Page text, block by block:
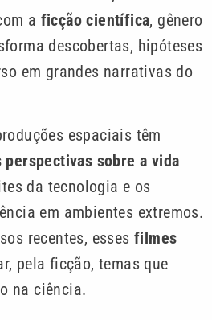
a ficção científica, gênero
descobertas, hipóteses
em grandes narrativas do
espaciais têm
sobre a vida
da tecnologia e os
em ambientes extremos.
recentes, esses filmes
pela ficção, temas que
na ciência.